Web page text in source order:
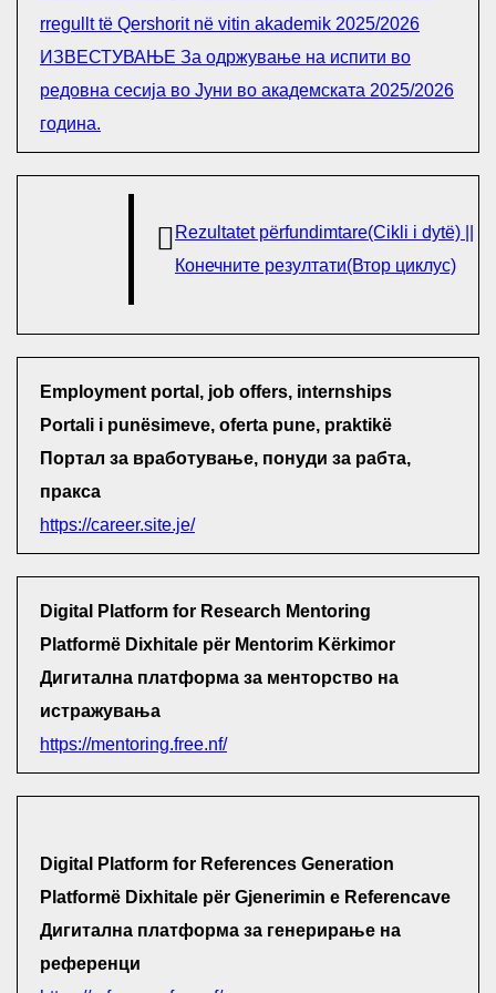
rregullt të Qershorit në vitin akademik 2025/2026
ИЗВЕСТУВАЊЕ За одржување на испити во
редовна сесија во Јуни во академската 2025/2026
година.
Rezultatet përfundimtare(Cikli i dytë) ||
Конечните резултати(Втор циклус)
Employment portal, job offers, internships
Portali i punësimeve, oferta pune, praktikë
Портал за вработување, понуди за рабта,
пракса
https://career.site.je/
Digital Platform for Research Mentoring
Platformë Dixhitale për Mentorim Kërkimor
Дигитална платформа за менторство на
истражувања
https://mentoring.free.nf/
Digital Platform for References Generation
Platformë Dixhitale për Gjenerimin e Referencave
Дигитална платформа за генерирање на
референци